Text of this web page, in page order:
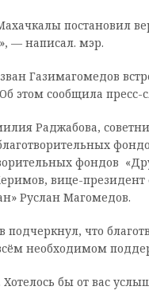
постановил
— написал. мэр.
Газимагомедов
этом сообщила
Раджабова,
фондов
вице-
Руслан Магомедов.
подчеркнул, что
необходимом
бы от вас